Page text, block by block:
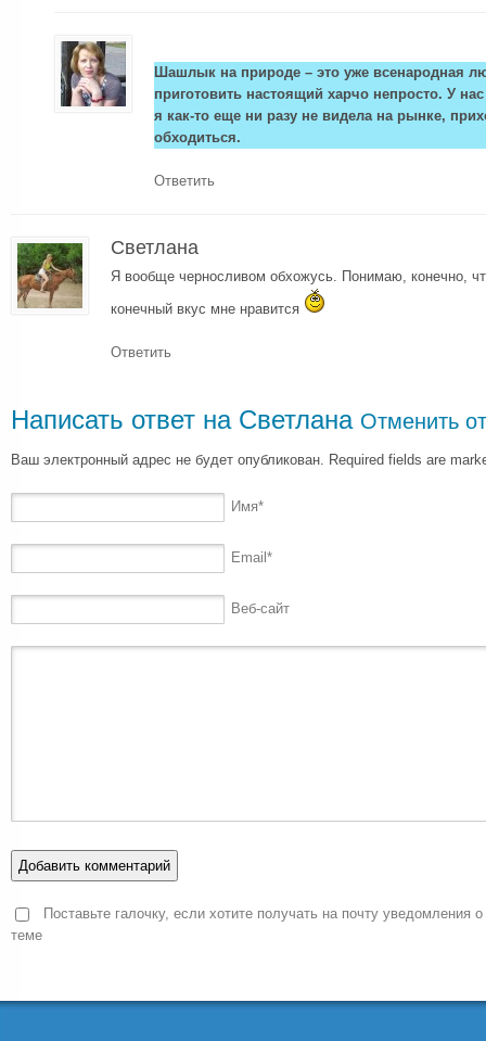
Шашлык на природе – это уже всенародная
приготовить настоящий харчо непросто. У
я как-то еще ни разу не видела на рынке,
обходиться.
Ответить
Светлана
Я вообще черносливом обхожусь. Понимаю, конечно,
конечный вкус мне нравится
Ответить
Написать ответ на Светлана Отменить
Ваш электронный адрес не будет опубликован. Required fields are
Имя*
Email *
Веб-сайт
Поставьте галочку, если хотите получать на почту уведомления
теме